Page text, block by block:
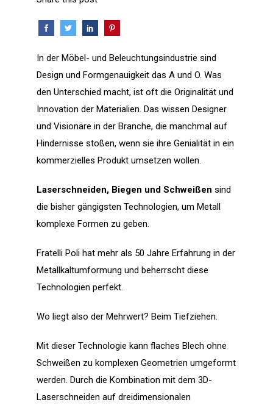
In der Möbel- und Beleuchtungsindustrie sind
Design und Formgenauigkeit das A und O. Was
den Unterschied macht, ist oft die Originalität und
Innovation der Materialien. Das wissen Designer
und Visionäre in der Branche, die manchmal auf
Hindernisse stoßen, wenn sie ihre Genialität in ein
kommerzielles Produkt umsetzen wollen.
Laserschneiden, Biegen und Schweißen sind
die bisher gängigsten Technologien, um Metall
komplexe Formen zu geben.
Fratelli Poli hat mehr als 50 Jahre Erfahrung in der
Metallkaltumformung und beherrscht diese
Technologien perfekt.
Wo liegt also der Mehrwert? Beim Tiefziehen.
Mit dieser Technologie kann flaches Blech ohne
Schweißen zu komplexen Geometrien umgeformt
werden. Durch die Kombination mit dem 3D-
Laserschneiden auf dreidimensionalen